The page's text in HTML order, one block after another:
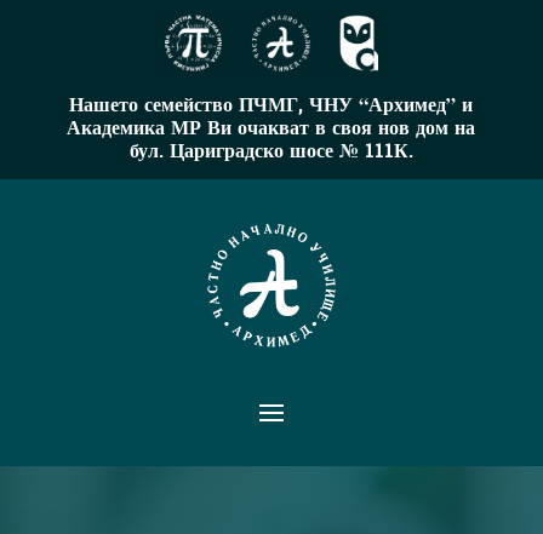
Нашето семейство ПЧМГ, ЧНУ “Архимед” и
Академика МР Ви очакват в своя нов дом на
бул. Цариградско шосе № 111К.